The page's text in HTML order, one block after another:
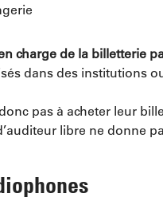
charge de la billetterie
dans des institutions
pas à acheter leur
libre ne donne